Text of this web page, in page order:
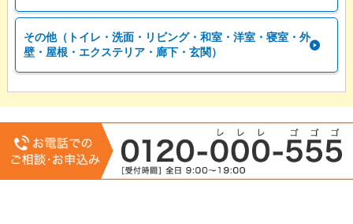
その他（トイレ・洗面・リビング・和室・洋室・寝室・外
壁・屋根・エクステリア・廊下・玄関）